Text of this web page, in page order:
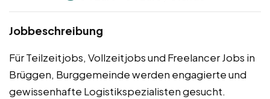
Jobbeschreibung
Für Teilzeitjobs, Vollzeitjobs und Freelancer Jobs in
Brüggen, Burggemeinde werden engagierte und
gewissenhafte Logistikspezialisten gesucht.